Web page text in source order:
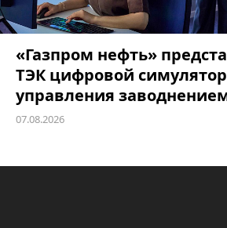
«Газпром нефть»
ТЭК цифровой
управления
07.08.2026